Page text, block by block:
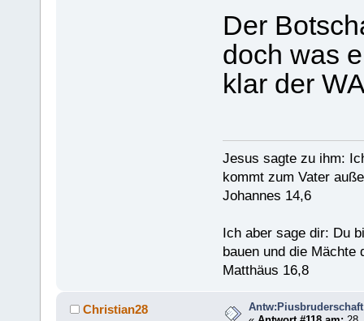
Der
doch was
klar der
Jesus sagte zu ihm:
kommt zum Vater
Johannes 14,6
Ich aber sage dir: Du
bauen und die Mächte
Matthäus 16,8
Christian28